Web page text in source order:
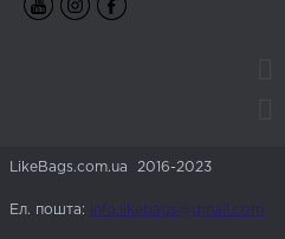
LikeBags.com.ua 2016-2023
Ел. пошта: info.likebags@gmail.com